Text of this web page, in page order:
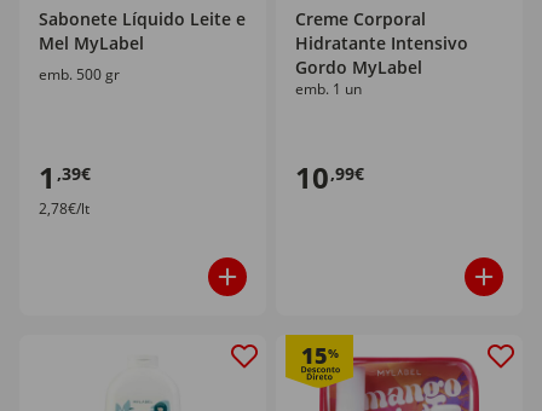
Sabonete Líquido Leite e
Mel MyLabel
emb. 500 gr
1 ,39€
2,78€/lt
Creme Corporal
Hidratante Intensivo
Gordo MyLabel
emb. 1 un
10,99€
15%